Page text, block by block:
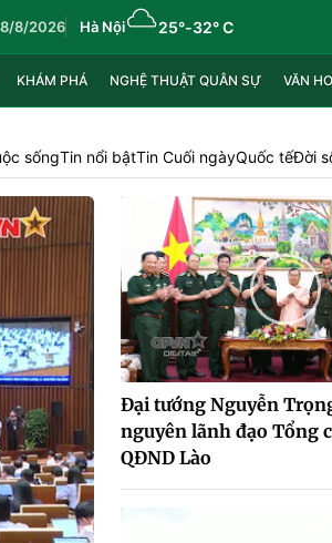
8/2026 Hà Nội 25°-32° C
KHÁM PHÁ NGHỆ THUẬT QUÂN SỰ VĂN
sốngTin nổi bậtTin Cuối ngàyQuốc tếĐời
Đại tướng Nguyễn
nguyên lãnh đạo Tổng
QĐND Lào